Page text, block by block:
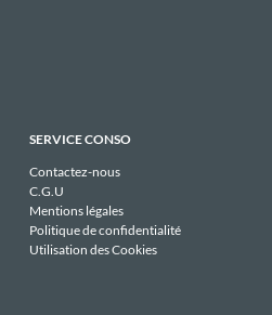
SERVICE CONSO
Contactez-nous
C.G.U
Mentions légales
Politique de confidentialité
Utilisation des Cookies